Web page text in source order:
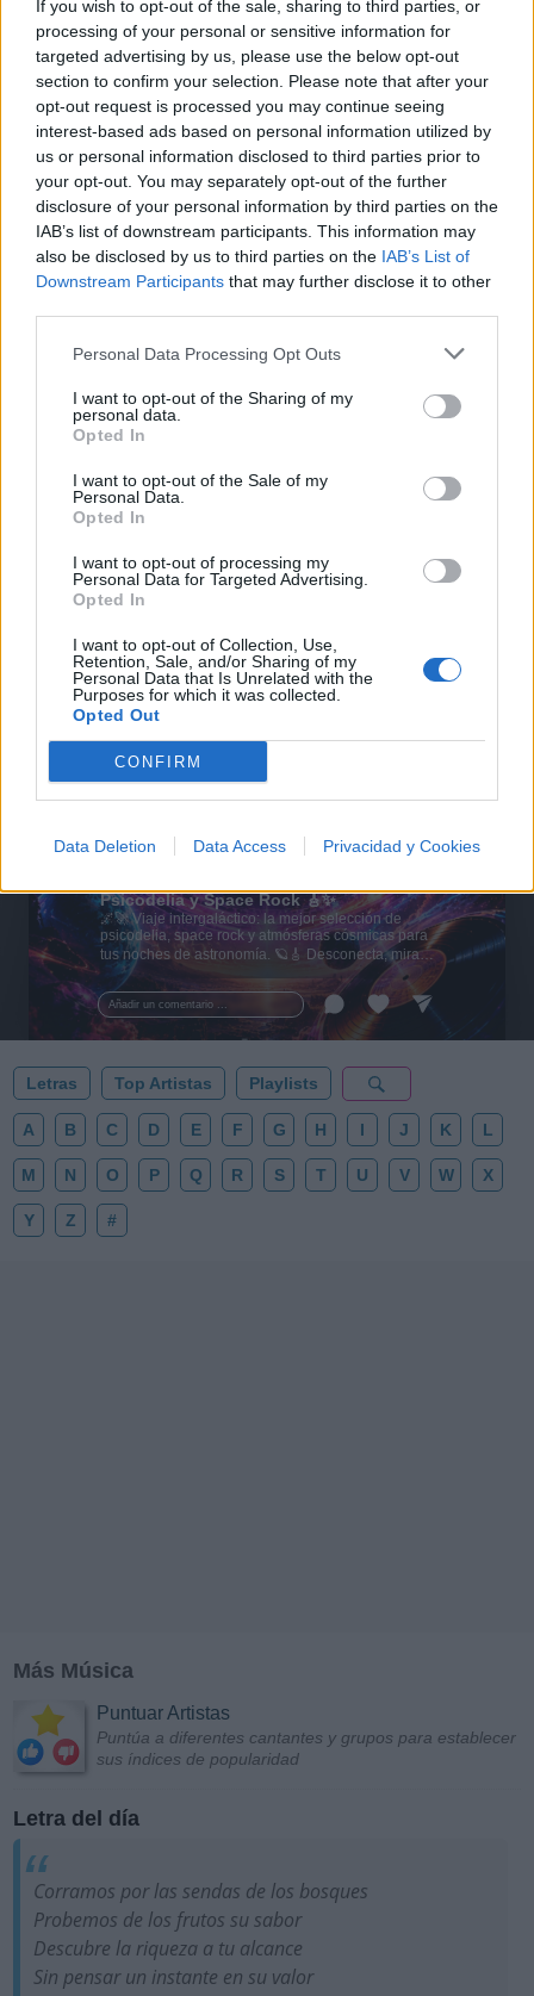
If you wish to opt-out of the sale, sharing to third parties, or
processing of your personal or sensitive information for
targeted advertising by us, please use the below opt-out
section to confirm your selection. Please note that after your
opt-out request is processed you may continue seeing
interest-based ads based on personal information utilized by
us or personal information disclosed to third parties prior to
your opt-out. You may separately opt-out of the further
disclosure of your personal information by third parties on the
IAB’s list of downstream participants. This information may
also be disclosed by us to third parties on the IAB’s List of
Downstream Participants that may further disclose it to other
Personal Data Processing Opt Outs
I want to opt-out of the Sharing of my
personal data.
Opted In
I want to opt-out of the Sale of my
Personal Data.
Opted In
I want to opt-out of processing my
Personal Data for Targeted Advertising.
Opted In
I want to opt-out of Collection, Use,
Retention, Sale, and/or Sharing of my
Personal Data that Is Unrelated with the
Purposes for which it was collected.
Opted Out
CONFIRM
Data Deletion Data Access Privacidad y Cookies
Comentar Letra
Comenta o pregunta lo que desees sobre Adonay o
'Señora'
Comentarios (1)
Añadir un comentario ...
Psicodelia y Space Rock 🎸✨
🌌🚀 Viaje intergaláctico: la mejor selección de
psicodelia, space rock y atmósferas cósmicas para
tus noches de astronomía. 🪐🎸 Desconecta, mira
al firmamento y siente la gravedad cero. 💾 ¡Guarda
esta colección para tu próxima noche estrellada!
✨⭐
Letras Top Artistas Playlists
A B C D E F G H I J K L
M N O P Q R S T U V W X
Y Z #
Más Música
Puntuar Artistas
Puntúa a diferentes cantantes y grupos para establecer
sus índices de popularidad
Letra del día
Corramos por las sendas de los bosques
Probemos de los frutos su sabor
Descubre la riqueza a tu alcance
Sin pensar un instante en su valor